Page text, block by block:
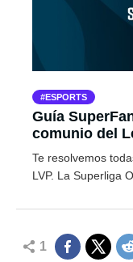
ESPORTS
Guía
comunio del
Te resolvemos
LVP. La Superliga
1